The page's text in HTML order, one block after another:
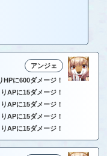
アンジェ
HPに600ダメージ！
APに15ダメージ！
APに15ダメージ！
APに15ダメージ！
APに15ダメージ！